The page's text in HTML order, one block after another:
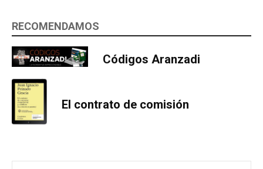
RECOMENDAMOS
Códigos Aranzadi
El contrato de comisión